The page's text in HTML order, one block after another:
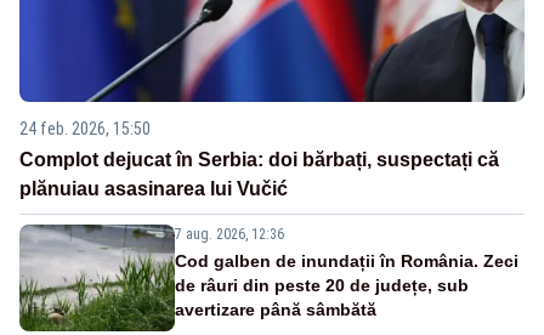
24 feb. 2026, 15:50
Complot dejucat în Serbia: doi bărbați, suspectați că
plănuiau asasinarea lui Vučić
7 aug. 2026, 12:36
Cod galben de inundații în România. Zeci
de râuri din peste 20 de județe, sub
avertizare până sâmbătă